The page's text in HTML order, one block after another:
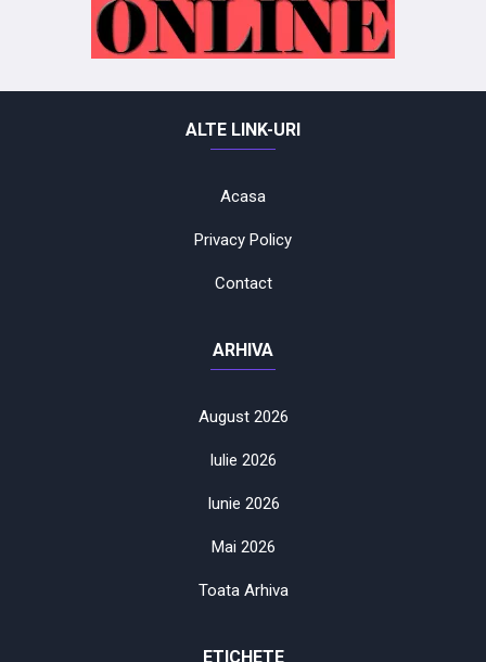
ALTE LINK-URI
Acasa
Privacy Policy
Contact
ARHIVA
August 2026
Iulie 2026
Iunie 2026
Mai 2026
Toata Arhiva
ETICHETE